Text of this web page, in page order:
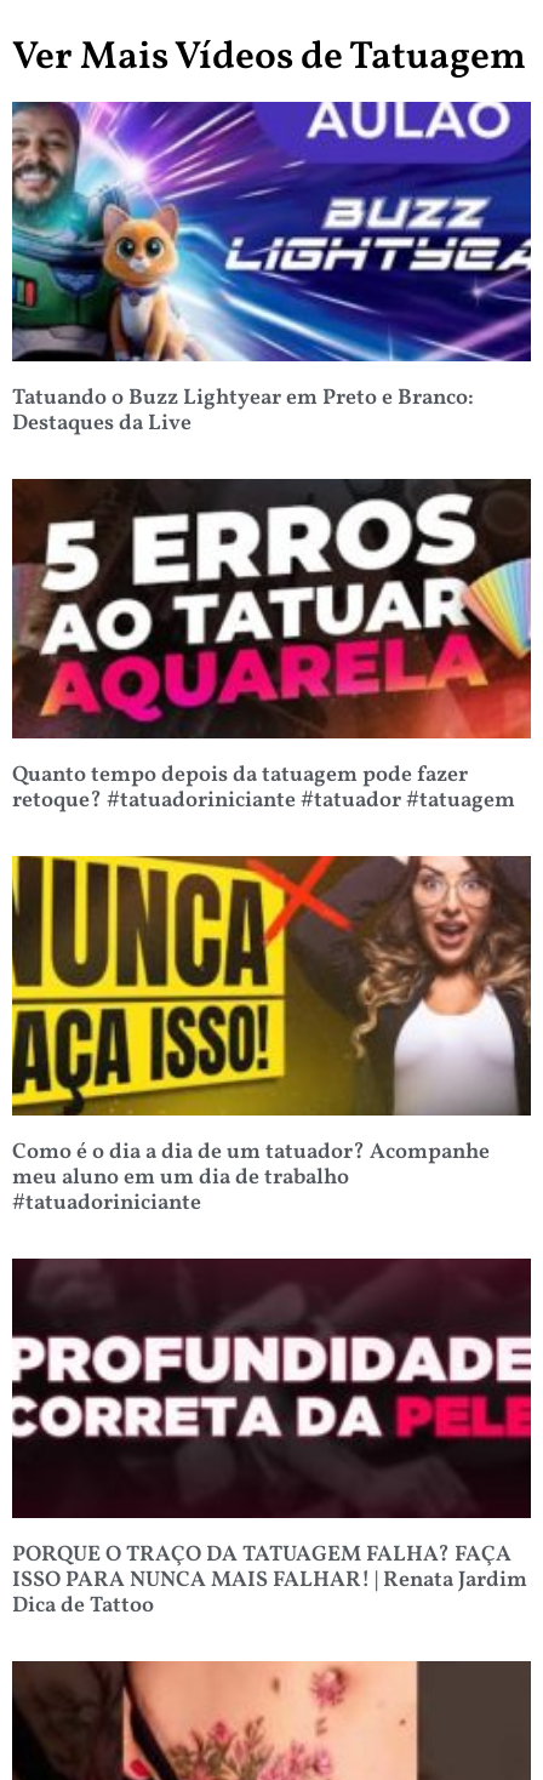
Ver Mais Vídeos de Tatuagem
Tatuando o Buzz Lightyear em Preto e Branco:
Destaques da Live
Quanto tempo depois da tatuagem pode fazer
retoque? #tatuadoriniciante #tatuador #tatuagem
Como é o dia a dia de um tatuador? Acompanhe
meu aluno em um dia de trabalho
#tatuadoriniciante
PORQUE O TRAÇO DA TATUAGEM FALHA? FAÇA
ISSO PARA NUNCA MAIS FALHAR! | Renata Jardim
Dica de Tattoo